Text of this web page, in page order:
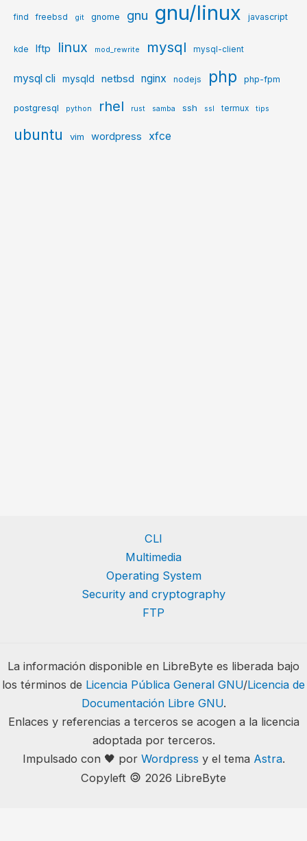
find freebsd git gnome gnu gnu/linux javascript
kde lftp linux mod_rewrite mysql mysql-client
mysql cli mysqld netbsd nginx nodejs php php-fpm
postgresql python rhel rust samba ssh ssl termux tips
ubuntu vim wordpress xfce
CLI
Multimedia
Operating System
Security and cryptography
FTP
La información disponible en LibreByte es liberada bajo
los términos de Licencia Pública General GNU/Licencia de
Documentación Libre GNU.
Enlaces y referencias a terceros se acogen a la licencia
adoptada por terceros.
Impulsado con 🖤 por Wordpress y el tema Astra.
Copyleft 🄯 2026 LibreByte